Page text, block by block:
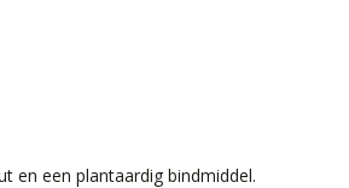
en een plantaardig bindmiddel.